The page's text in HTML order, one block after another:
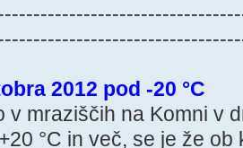
2012 pod -20 °C
v mraziščih na Komni v
°C in več, se je že